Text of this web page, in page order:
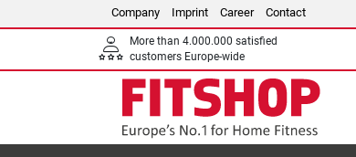
Company Imprint Career Contact
More than 4.000.000 satisfied
customers Europe-wide